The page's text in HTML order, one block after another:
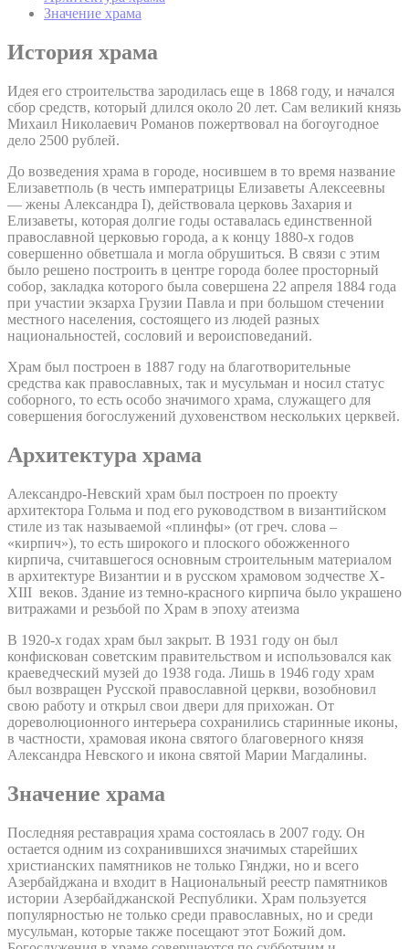
Значение храма
История храма
Идея его строительства зародилась еще в 1868 году, и начался
сбор средств, который длился около 20 лет. Сам великий князь
Михаил Николаевич Романов пожертвовал на богоугодное
дело 2500 рублей.
До возведения храма в городе, носившем в то время название
Елизаветполь (в честь императрицы Елизаветы Алексеевны
— жены Александра I), действовала церковь Захария и
Елизаветы, которая долгие годы оставалась единственной
православной церковью города, а к концу 1880-х годов
совершенно обветшала и могла обрушиться. В связи с этим
было решено построить в центре города более просторный
собор, закладка которого была совершена 22 апреля 1884 года
при участии экзарха Грузии Павла и при большом стечении
местного населения, состоящего из людей разных
национальностей, сословий и вероисповеданий.
Храм был построен в 1887 году на благотворительные
средства как православных, так и мусульман и носил статус
соборного, то есть особо значимого храма, служащего для
совершения богослужений духовенством нескольких церквей.
Архитектура храма
Александро-Невский храм был построен по проекту
архитектора Гольма и под его руководством в византийском
стиле из так называемой «плинфы» (от греч. слова –
«кирпич»), то есть широкого и плоского обожженного
кирпича, считавшегося основным строительным материалом
в архитектуре Византии и в русском храмовом зодчестве X-
XIII веков. Здание из темно-красного кирпича было украшено
витражами и резьбой по Храм в эпоху атеизма
В 1920-х годах храм был закрыт. В 1931 году он был
конфискован советским правительством и использовался как
краеведческий музей до 1938 года. Лишь в 1946 году храм
был возвращен Русской православной церкви, возобновил
свою работу и открыл свои двери для прихожан. От
дореволюционного интерьера сохранились старинные иконы,
в частности, храмовая икона святого благоверного князя
Александра Невского и икона святой Марии Магдалины.
Значение храма
Последняя реставрация храма состоялась в 2007 году. Он
остается одним из сохранившихся значимых старейших
христианских памятников не только Гянджи, но и всего
Азербайджана и входит в Национальный реестр памятников
истории Азербайджанской Республики. Храм пользуется
популярностью не только среди православных, но и среди
мусульман, которые также посещают этот Божий дом.